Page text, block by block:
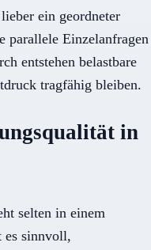
ein geordneter
Einzelanfragen
entstehen belastbare
tragfähig bleiben.
in
selten in einem
es sinnvoll,